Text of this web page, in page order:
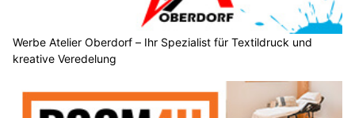
Werbe Atelier Oberdorf – Ihr Spezialist für Textildruck und
kreative Veredelung